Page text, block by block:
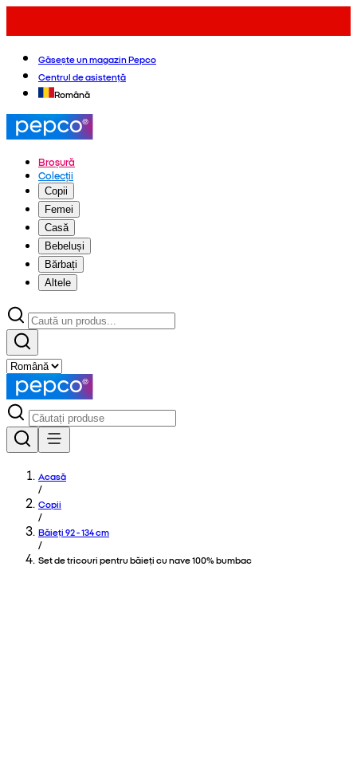
Găsește un magazin Pepco
Centrul de asistență
Română
Broșură
Colecții
Copii
Femei
Casă
Bebeluși
Bărbați
Altele
Acasă
/
Copii
/
Băieți 92 - 134 cm
/
Set de tricouri pentru băieți cu nave 100% bumbac